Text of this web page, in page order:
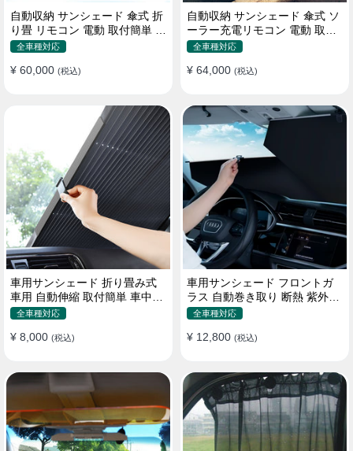
自動収納 サンシェード 傘式 折
り畳 リモコン 電動 取付簡単 汎
用 防風
全車種対応
¥ 60,000 (税込)
自動収納 サンシェード 傘式 ソ
ーラー充電リモコン 電動 取付
簡単 汎用
全車種対応
¥ 64,000 (税込)
車用サンシェード 折り畳み式
車用 自動伸縮 取付簡単 車中泊
紫外線UVカット 仮眠 断熱
全車種対応
¥ 8,000 (税込)
車用サンシェード フロントガ
ラス 自動巻き取り 断熱 紫外線
UVカット 取付収納便利
全車種対応
¥ 12,800 (税込)